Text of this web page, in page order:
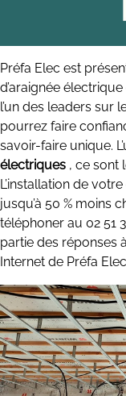
Préfa Elec est
d’araignée
l’un des leaders sur
pourrez faire
savoir-faire unique.
électriques , ce sont
L’installation de
jusqu’à 50 % moins
téléphoner au 02 51
partie des réponses
Internet de Préfa